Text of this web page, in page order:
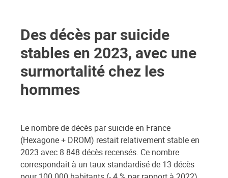
Des décès par suicide
stables en 2023, avec une
surmortalité chez les
hommes
Le nombre de décès par suicide en France
(Hexagone + DROM) restait relativement stable en
2023 avec 8 848 décès recensés. Ce nombre
correspondait à un taux standardisé de 13 décès